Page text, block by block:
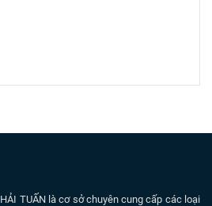
HẢI TUẤN là cơ sở chuyên cung cấp các loại